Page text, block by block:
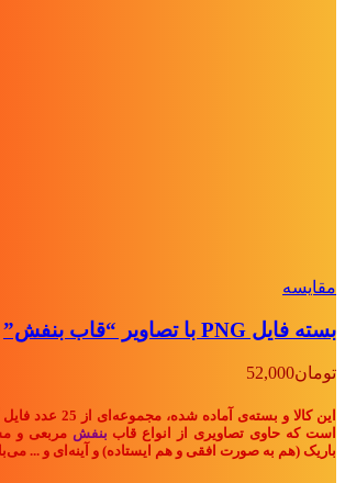
مقايسه
بسته فایل PNG با تصاویر “قاب بنفش”
تومان52,000
است که حاوی تصاویری از انواع قاب‌ بنفش مربعی و
باریک (هم به صورت افقی و هم ایستاده) و آینه‌ای و ...